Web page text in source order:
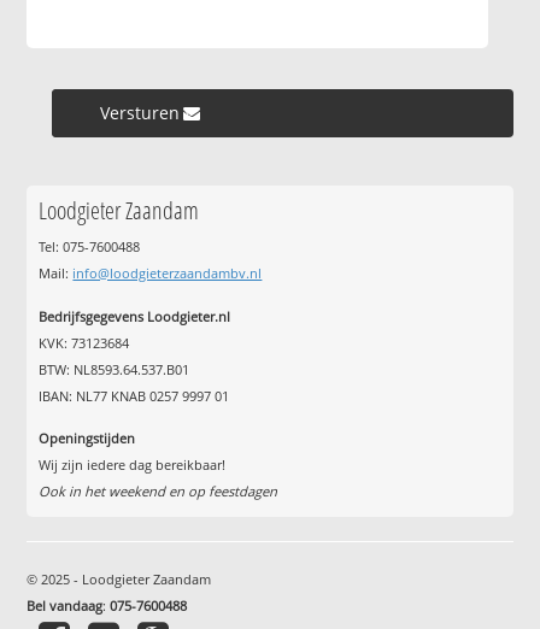
Versturen »
Loodgieter Zaandam
Tel: 075-7600488
Mail: info@loodgieterzaandambv.nl
Bedrijfsgegevens Loodgieter.nl
KVK: 73123684
BTW: NL8593.64.537.B01
IBAN: NL77 KNAB 0257 9997 01
Openingstijden
Wij zijn iedere dag bereikbaar!
Ook in het weekend en op feestdagen
© 2025 - Loodgieter Zaandam
Bel vandaag:075-7600488